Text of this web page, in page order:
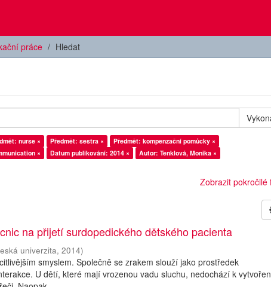
práce Hledat
nurse × Předmět: sestra ×
Předmět: kompenzační pomůcky ×
× Datum publikování: 2014 ×
Autor: Tenklová, Monika ×
Zobrazit pokročilé
na přijetí surdopedického dětského pacienta
univerzita,2014)
smyslem. Společně se zrakem slouží jako prostředek
U dětí, které mají vrozenou vadu sluchu, nedochází k